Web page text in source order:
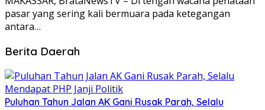
pasar yang sering kali bermuara pada ketegangan
antara…
Berita Daerah
Puluhan Tahun Jalan AK Gani Rusak Parah, Selalu